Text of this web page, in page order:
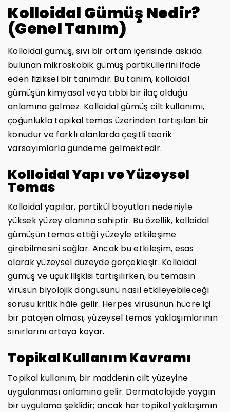
Kolloidal Gümüş Nedir?
(Genel Tanım)
Kolloidal gümüş, sıvı bir ortam içerisinde askıda
bulunan mikroskobik gümüş partiküllerini ifade
eden fiziksel bir tanımdır. Bu tanım, kolloidal
gümüşün kimyasal veya tıbbi bir ilaç olduğu
anlamına gelmez. Kolloidal gümüş cilt kullanımı,
çoğunlukla topikal temas üzerinden tartışılan bir
konudur ve farklı alanlarda çeşitli teorik
varsayımlarla gündeme gelmektedir.
Kolloidal Yapı ve Yüzeysel
Temas
Kolloidal yapılar, partikül boyutları nedeniyle
yüksek yüzey alanına sahiptir. Bu özellik, kolloidal
gümüşün temas ettiği yüzeyle etkileşime
girebilmesini sağlar. Ancak bu etkileşim, esas
olarak yüzeysel düzeyde gerçekleşir. Kolloidal
gümüş ve uçuk ilişkisi tartışılırken, bu temasın
virüsün biyolojik döngüsünü nasıl etkileyebileceği
sorusu kritik hâle gelir. Herpes virüsünün hücre içi
bir patojen olması, yüzeysel temas yaklaşımlarının
sınırlarını ortaya koyar.
Topikal Kullanım Kavramı
Topikal kullanım, bir maddenin cilt yüzeyine
uygulanması anlamına gelir. Dermatolojide yaygın
bir uygulama şeklidir; ancak her topikal yaklaşımın